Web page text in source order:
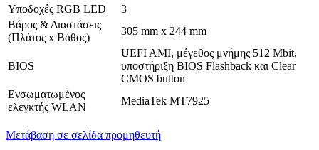
Υποδοχές RGB LED
3
Βάρος & Διαστάσεις
(Πλάτος x Βάθος)
305 mm x 244 mm
BIOS
UEFI AMI, μέγεθος μνήμης 512 Mbit,
υποστήριξη BIOS Flashback και Clear
CMOS button
Ενσωματωμένος
ελεγκτής WLAN
MediaTek MT7925
Μετάβαση σε σελίδα προμηθευτή